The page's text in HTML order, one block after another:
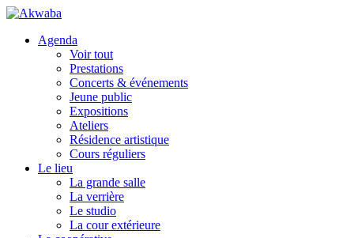
Agenda
Voir tout
Prestations
Concerts & événements
Jeune public
Expositions
Ateliers
Résidence artistique
Cours réguliers
Le lieu
La grande salle
La verrière
Le studio
La cour extérieure